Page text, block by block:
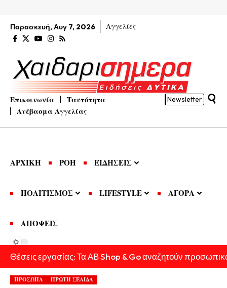
Παρασκευή, Αυγ 7, 2026 Αγγελίες
Επικοινωνία
Ταυτότητα
Ανέβασμα Αγγελίας
Newsletter
ΑΡΧΙΚΗ ΡΟΗ ΕΙΔΗΣΕΙΣ
ΠΟΛΙΤΙΣΜΟΣ LIFESTYLE ΑΓΟΡΑ
ΑΠΟΨΕΙΣ
Θέσεις εργασίας: Τα ΑΒ Shop & Go αναζητούν
ΠΡΟΣΩΠΑ ΠΡΩΤΗ ΣΕΛΙΔΑ